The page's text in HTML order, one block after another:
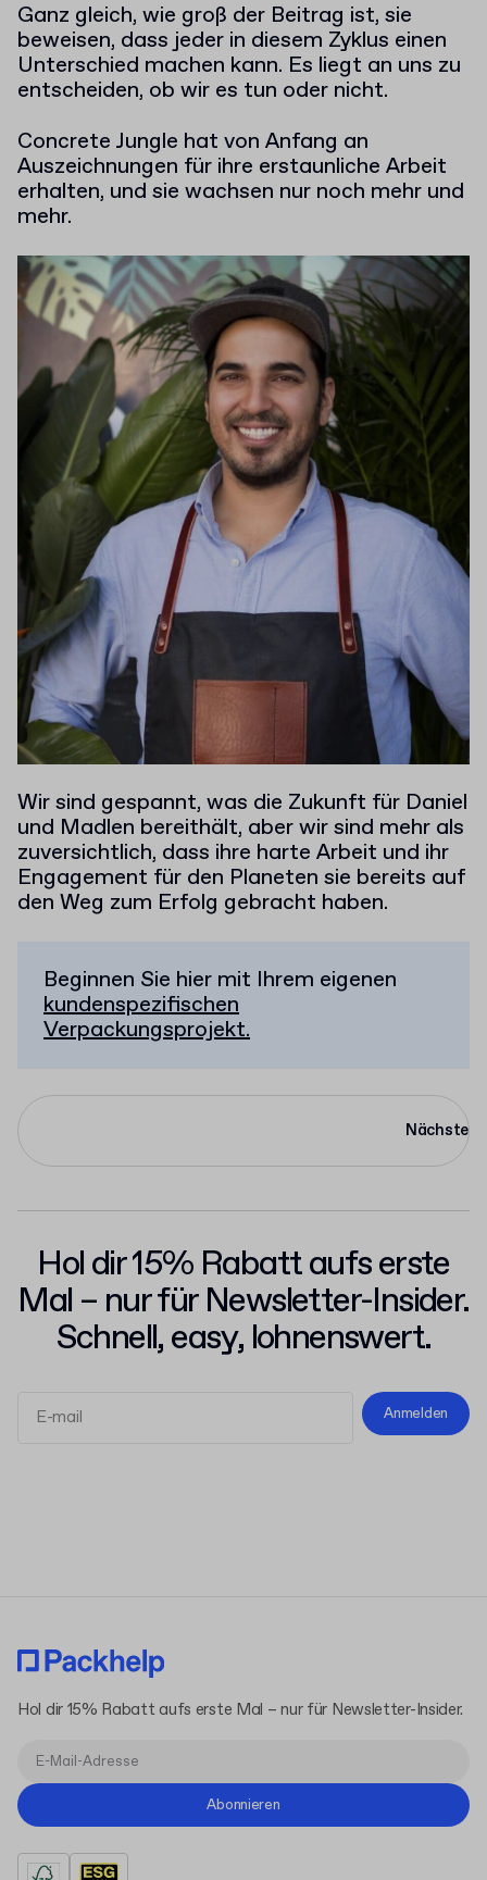
Ganz gleich, wie groß der Beitrag ist, sie
beweisen, dass jeder in diesem Zyklus einen
Unterschied machen kann. Es liegt an uns zu
entscheiden, ob wir es tun oder nicht.
Concrete Jungle hat von Anfang an
Auszeichnungen für ihre erstaunliche Arbeit
erhalten, und sie wachsen nur noch mehr und
mehr.
Wir sind gespannt, was die Zukunft für Daniel
und Madlen bereithält, aber wir sind mehr als
zuversichtlich, dass ihre harte Arbeit und ihr
Engagement für den Planeten sie bereits auf
den Weg zum Erfolg gebracht haben.
Beginnen Sie hier mit Ihrem eigenen
kundenspezifischen
Verpackungsprojekt.
Nächste
Hol dir 15% Rabatt aufs erste
Mal – nur für Newsletter-Insider.
Schnell, easy, lohnenswert.
Anmelden
Hol dir 15% Rabatt aufs erste Mal – nur für Newsletter-Insider.
Abonnieren